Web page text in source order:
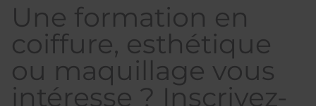
Une formation en
coiffure, esthétique
ou maquillage vous
intéresse ? Inscrivez-